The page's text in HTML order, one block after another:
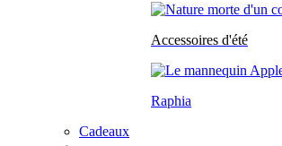
Accessoires d'été
Raphia
Cadeaux